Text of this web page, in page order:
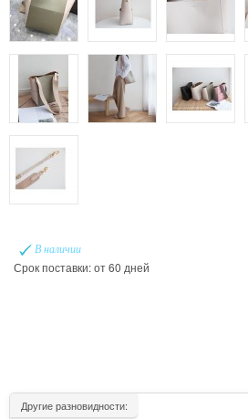
В наличии
Срок поставки: от 60 дней
Другие разновидности: